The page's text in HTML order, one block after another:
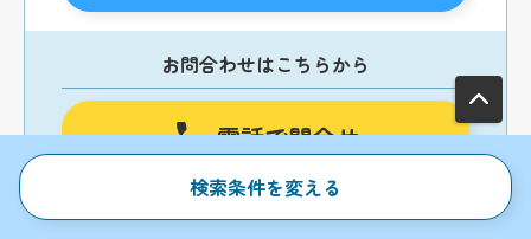
お問合わせはこちらから
電話で問合せ
【受付時間】09:00〜18:00
検索条件を変える